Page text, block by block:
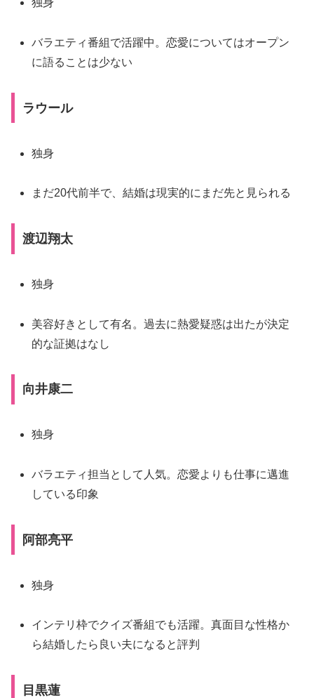
独身
バラエティ番組で活躍中。恋愛についてはオープン
に語ることは少ない
ラウール
独身
まだ20代前半で、結婚は現実的にまだ先と見られる
渡辺翔太
独身
美容好きとして有名。過去に熱愛疑惑は出たが決定
的な証拠はなし
向井康二
独身
バラエティ担当として人気。恋愛よりも仕事に邁進
している印象
阿部亮平
独身
インテリ枠でクイズ番組でも活躍。真面目な性格か
ら結婚したら良い夫になると評判
目黒蓮